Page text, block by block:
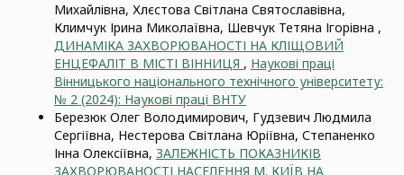
Михайлівна, Хлєстова Світлана Святославівна,
Климчук Ірина Миколаївна, Шевчук Тетяна Ігорівна ,
ДИНАМІКА ЗАХВОРЮВАНОСТІ НА КЛІЩОВИЙ
ЕНЦЕФАЛІТ В МІСТІ ВІННИЦЯ , Наукові праці
Вінницького національного технічного університету:
№ 2 (2024): Наукові праці ВНТУ
Березюк Олег Володимирович, Гудзевич Людмила
Сергіївна, Нестерова Світлана Юріївна, Степаненко
Інна Олексіївна, ЗАЛЕЖНІСТЬ ПОКАЗНИКІВ
ЗАХВОРЮВАНОСТІ НАСЕЛЕННЯ М. КИЇВ НА